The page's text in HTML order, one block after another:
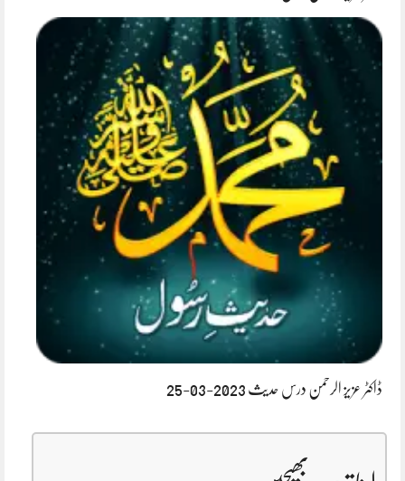
ڈاکٹر عزیز الرحمن درس حدیث 2023-03-25